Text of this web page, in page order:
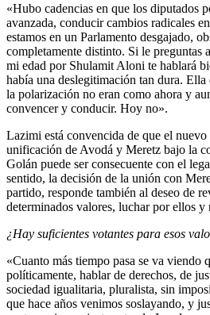
«Hubo cadencias en que los diputados
avanzada, conducir cambios radicales
estamos en un Parlamento desgajado,
completamente distinto. Si le preguntas
mi edad por Shulamit Aloni te hablará
había una deslegitimación tan dura.
la polarización no eran como ahora y
convencer y conducir. Hoy no».
Lazimi está convencida de que el
unificación de Avodá y Meretz bajo la
Golán puede ser consecuente con el
sentido, la decisión de la unión con
partido, responde también al deseo de
determinados valores, luchar por ellos y
¿Hay suficientes votantes para esos
«Cuanto más tiempo pasa se va viendo
políticamente, hablar de derechos, de
sociedad igualitaria, pluralista, sin
que hace años venimos soslayando, y